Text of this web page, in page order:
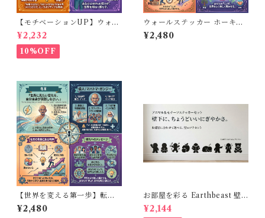
【モチベーションUP】ウォー
ルステッカー エジソン 名言 英
語 フチなし転写 モノトーン 高
級感 書斎 デスク 30×50cm
¥2,232
10%OFF
ウォールステッカー ホーキン
グ博士 名言 英語 応援 シール
転写シート 勉強部屋 書斎 リビ
¥2,480
【世界を変える第一歩】転写
ウォールステッカー ガンジー
英語 名言 フチなしペイント風
¥2,480
お部屋を彩る Earthbeast 壁
用デコレーションステッカー
9点セット
¥2,144